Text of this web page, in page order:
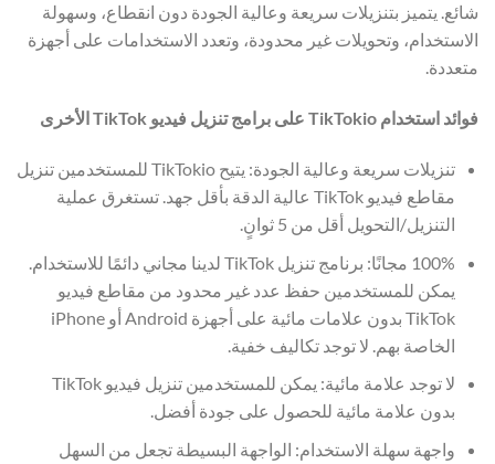
شائع. يتميز بتنزيلات سريعة وعالية الجودة دون انقطاع، وسهولة
الاستخدام، وتحويلات غير محدودة، وتعدد الاستخدامات على أجهزة
متعددة.
فوائد استخدام TikTokio على برامج تنزيل فيديو TikTok الأخرى
تنزيلات سريعة وعالية الجودة: يتيح TikTokio للمستخدمين تنزيل
مقاطع فيديو TikTok عالية الدقة بأقل جهد. تستغرق عملية
التنزيل/التحويل أقل من 5 ثوانٍ.
100% مجانًا: برنامج تنزيل TikTok لدينا مجاني دائمًا للاستخدام.
يمكن للمستخدمين حفظ عدد غير محدود من مقاطع فيديو
TikTok بدون علامات مائية على أجهزة Android أو iPhone
الخاصة بهم. لا توجد تكاليف خفية.
لا توجد علامة مائية: يمكن للمستخدمين تنزيل فيديو TikTok
بدون علامة مائية للحصول على جودة أفضل.
واجهة سهلة الاستخدام: الواجهة البسيطة تجعل من السهل